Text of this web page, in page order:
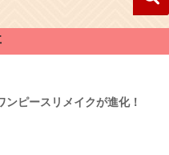
ンピースリメイクが進化！